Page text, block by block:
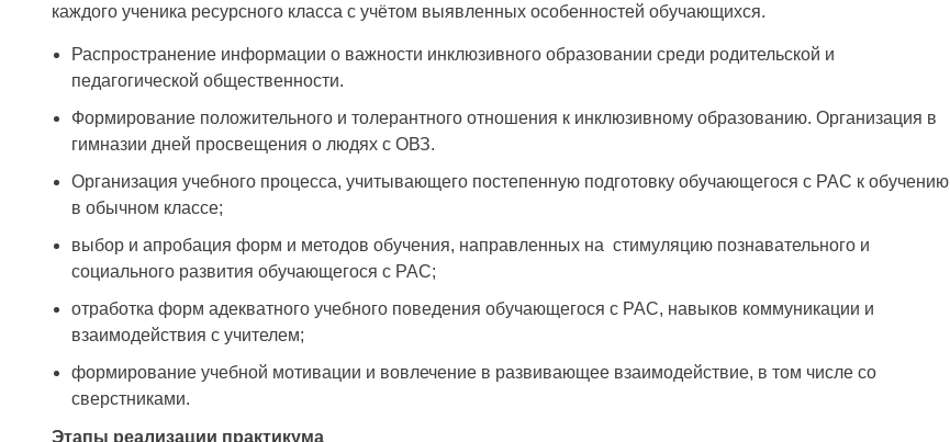
каждого ученика ресурсного класса с учётом выявленных особенностей обучающихся.
Распространение информации о важности инклюзивного образовании среди родительской и
педагогической общественности.
Формирование положительного и толерантного отношения к инклюзивному образованию. Организация в
гимназии дней просвещения о людях с ОВЗ.
Организация учебного процесса, учитывающего постепенную подготовку обучающегося с РАС к обучению
в обычном классе;
выбор и апробация форм и методов обучения, направленных на стимуляцию познавательного и
социального развития обучающегося с РАС;
отработка форм адекватного учебного поведения обучающегося с РАС, навыков коммуникации и
взаимодействия с учителем;
формирование учебной мотивации и вовлечение в развивающее взаимодействие, в том числе со
сверстниками.
Этапы реализации практикума